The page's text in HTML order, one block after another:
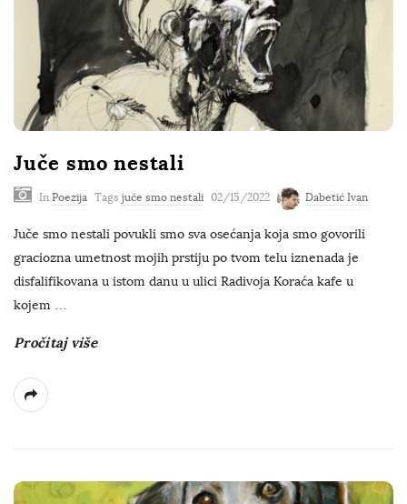
Juče smo nestali
In Poezija Tags juče smo nestali 02/15/2022 Dabetić Ivan
Juče smo nestali povukli smo sva osećanja koja smo govorili
graciozna umetnost mojih prstiju po tvom telu iznenada je
disfalifikovana u istom danu u ulici Radivoja Koraća kafe u
kojem …
Pročitaj više